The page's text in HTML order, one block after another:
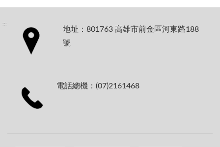
:::
地址：801763 高雄市前金區河東路188
號
電話總機：(07)2161468